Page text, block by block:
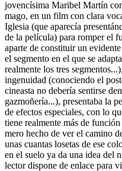
jovencísima Maribel Martín
mago, en un film con clara
Iglesia (que aparecía
de la película) para romper el
aparte de constituir un
el segmento en el que se
realmente los tres
ingenuidad (conociendo el
cineasta no debería sentirse
gazmoñería...), presentaba la
de efectos especiales, con lo
tiene realmente más de
mero hecho de ver el camino
unas cuantas losetas de ese
en el suelo ya da una idea del
lector dispone de enlace para